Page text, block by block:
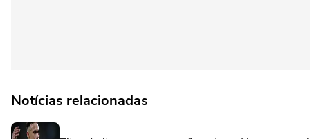
Notícias relacionadas